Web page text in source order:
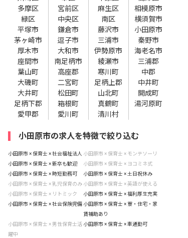
多摩区
宮前区 麻生区
相模原市
緑区
中央区 南区
横須賀市
平塚市
鎌倉市 藤沢市
小田原市
茅ヶ崎市
逗子市 三浦市
秦野市
厚木市
大和市 伊勢原市
海老名市
座間市
南足柄市 綾瀬市
三浦郡
葉山町
高座郡 寒川町
中郡
大磯町
二宮町 足柄上郡
中井町
大井町
松田町 山北町
開成町
足柄下郡
箱根町 真鶴町
湯河原町
愛甲郡
愛川町 清川村
小田原市の求人を特徴で絞り込む
小田原市 × 保育士 × 社会福祉法人 小田原市 × 保育士 × モンテソーリ
小田原市 × 保育士 × 新卒も歓迎
小田原市 × 保育士 × ヨコミネ式
小田原市 × 保育士 × 時短勤務可
小田原市 × 保育士 × 土日祝休み
小田原市 × 保育士 × 乳児保育のみ 小田原市 × 保育士 × 英語が使える
小田原市 × 保育士 × リトミック
小田原市 × 保育士 × 福利厚生充実
小田原市 × 保育士 × 社会保険完備 小田原市 × 保育士 × 寮・住宅・家
賃補助あり
小田原市 × 保育士 × 男性保育士活
躍中
小田原市 × 保育士 × 車通勤可